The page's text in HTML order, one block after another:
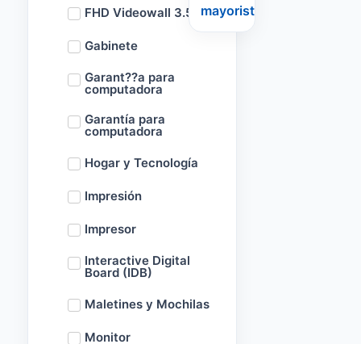
FHD Videowall 3.5m
Gabinete
Garant??a para
computadora
Garantía para
computadora
Hogar y Tecnología
Impresión
Impresor
Interactive Digital
Board (IDB)
Maletines y Mochilas
Monitor
mayorista